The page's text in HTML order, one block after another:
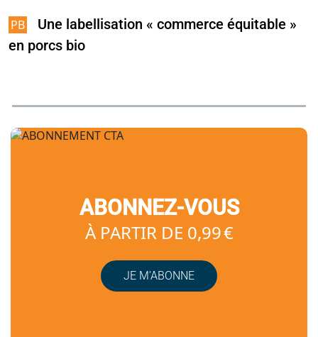
Une labellisation « commerce équitable »
en porcs bio
ABONNEZ-VOUS
À PARTIR DE 0,99 €
JE M’ABONNE